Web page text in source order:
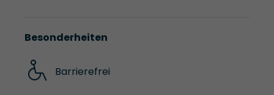
Besonderheiten
Barrierefrei